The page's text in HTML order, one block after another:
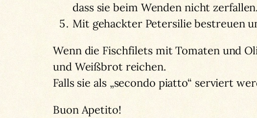
dass sie beim Wenden nicht zerfallen.
Mit gehackter Petersilie bestreuen
Wenn die Fischfilets mit Tomaten und
und Weißbrot reichen.
Falls sie als „secondo piatto“ serviert
Buon Apetito!